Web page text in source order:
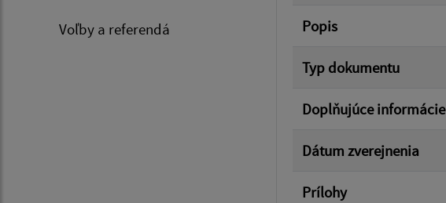
Voľby a referendá Popis
Typ dokumentu
Doplňujúce informácie
Dátum zverejnenia
Prílohy